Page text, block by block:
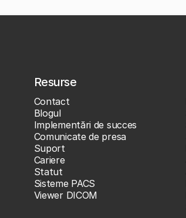
Resurse
Contact
Blogul
Implementări de succes
Comunicate de presa
Suport
Cariere
Statut
Sisteme PACS
Viewer DICOM